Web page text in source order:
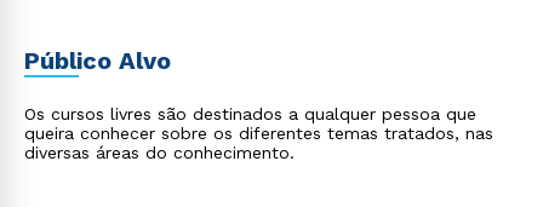
Público Alvo
Os cursos livres são destinados a qualquer pessoa que
queira conhecer sobre os diferentes temas tratados, nas
diversas áreas do conhecimento.